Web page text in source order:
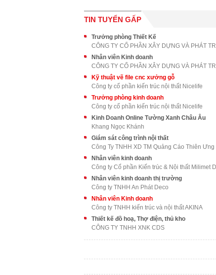
TIN TUYỂN GẤP
Trưởng phòng Thiết Kế
Nhân viên Kinh doanh
Kỹ thuật vẽ file cnc xưởng gỗ
Công ty cổ phần kiến trúc nội thất Nicelife
Trưởng phòng kinh doanh
Công ty cổ phần kiến trúc nội thất Nicelife
Kinh Doanh Online Tường Xanh Châu Âu
Khang Ngọc Khánh
Giám sát công trình nội thất
Công Ty TNHH XD TM Quảng Cáo Thiên Ưng
Nhân viên kinh doanh
Công ty Cổ phần Kiến trúc & Nội thất Milimet D
Nhân viên kinh doanh thị trường
Công ty TNHH An Phát Deco
Nhân viên Kinh doanh
Công ty TNHH kiến trúc và nội thất AKINA
Thiết kế đồ hoạ, Thợ điện, thủ kho
CÔNG TY TNHH XNK CDS